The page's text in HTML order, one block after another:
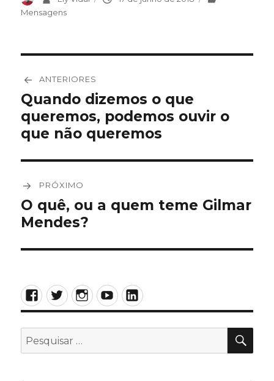
Mensagens
de
Post
ANTERIORES
Post
anterior:
Quando dizemos o que
queremos, podemos ouvir o
que não queremos
PRÓXIMO
Próximo
post:
O quê, ou a quem teme Gilmar
Mendes?
Facebook
TwitterInstagram
YouTubeLinkedIn
Pesquisar